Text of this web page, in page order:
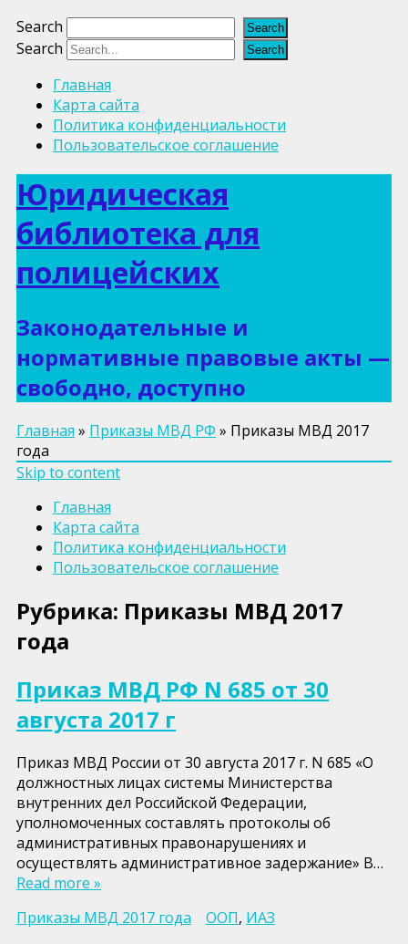
Search
Search
Главная
Карта сайта
Политика конфиденциальности
Пользовательское соглашение
Юридическая
библиотека для
полицейских
Законодательные и
нормативные правовые акты —
свободно, доступно
Главная » Приказы МВД РФ » Приказы МВД 2017
года
Skip to content
Главная
Карта сайта
Политика конфиденциальности
Пользовательское соглашение
Рубрика: Приказы МВД 2017
года
Приказ МВД РФ N 685 от 30
августа 2017 г
Приказ МВД России от 30 августа 2017 г. N 685 «О
должностных лицах системы Министерства
внутренних дел Российской Федерации,
уполномоченных составлять протоколы об
административных правонарушениях и
осуществлять административное задержание» В…
Read more »
Приказы МВД 2017 года
ООП, ИАЗ